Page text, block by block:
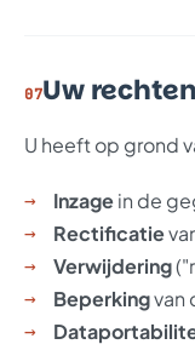
07Uw rechten
U heeft op grond
Inzagein de
Rectificatie
Verwijdering
Beperkingvan